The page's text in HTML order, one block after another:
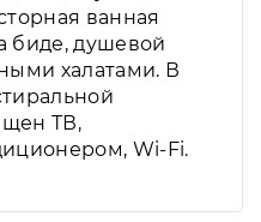
ванная
биде, душевой
халатами. В
ТВ,
Wi-Fi.